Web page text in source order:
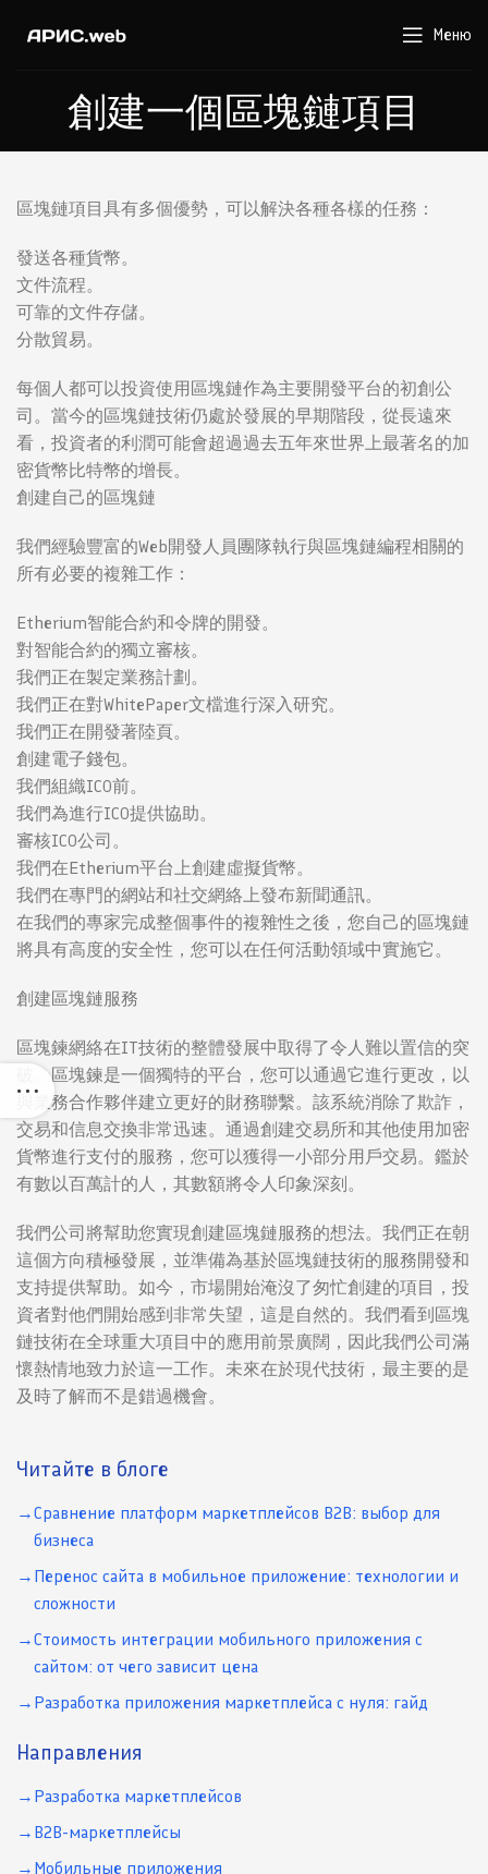
Меню
創建一個區塊鏈項目
區塊鏈項目具有多個優勢，可以解決各種各樣的任務：
發送各種貨幣。
文件流程。
可靠的文件存儲。
分散貿易。
每個人都可以投資使用區塊鏈作為主要開發平台的初創公
司。當今的區塊鏈技術仍處於發展的早期階段，從長遠來
看，投資者的利潤可能會超過過去五年來世界上最著名的加
密貨幣比特幣的增長。
創建自己的區塊鏈
我們經驗豐富的Web開發人員團隊執行與區塊鏈編程相關的
所有必要的複雜工作：
Etherium智能合約和令牌的開發。
對智能合約的獨立審核。
我們正在製定業務計劃。
我們正在對WhitePaper文檔進行深入研究。
我們正在開發著陸頁。
創建電子錢包。
我們組織ICO前。
我們為進行ICO提供協助。
審核ICO公司。
我們在Etherium平台上創建虛擬貨幣。
我們在專門的網站和社交網絡上發布新聞通訊。
在我們的專家完成整個事件的複雜性之後，您自己的區塊鏈
將具有高度的安全性，您可以在任何活動領域中實施它。
創建區塊鏈服務
區塊鍊網絡在IT技術的整體發展中取得了令人難以置信的突
破。區塊鍊是一個獨特的平台，您可以通過它進行更改，以
與業務合作夥伴建立更好的財務聯繫。該系統消除了欺詐，
交易和信息交換非常迅速。通過創建交易所和其他使用加密
貨幣進行支付的服務，您可以獲得一小部分用戶交易。鑑於
有數以百萬計的人，其數額將令人印象深刻。
我們公司將幫助您實現創建區塊鏈服務的想法。我們正在朝
這個方向積極發展，並準備為基於區塊鏈技術的服務開發和
支持提供幫助。如今，市場開始淹沒了匆忙創建的項目，投
資者對他們開始感到非常失望，這是自然的。我們看到區塊
鏈技術在全球重大項目中的應用前景廣闊，因此我們公司滿
懷熱情地致力於這一工作。未來在於現代技術，最主要的是
及時了解而不是錯過機會。
Читайте в блоге
Сравнение платформ маркетплейсов B2B: выбор для
бизнеса
Перенос сайта в мобильное приложение: технологии и
сложности
Стоимость интеграции мобильного приложения с
сайтом: от чего зависит цена
Разработка приложения маркетплейса с нуля: гайд
Направления
Разработка маркетплейсов
B2B-маркетплейсы
Мобильные приложения